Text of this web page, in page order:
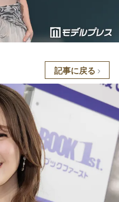
記事に戻る